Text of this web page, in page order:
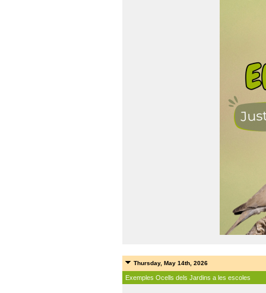
Thursday, May 14th, 2026
Exemples Ocells dels Jardins a les escoles